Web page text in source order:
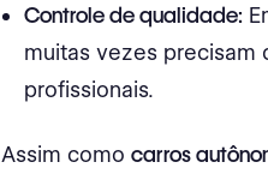
Controle de qualidade:
muitas vezes precisam
profissionais.
Assim como carros